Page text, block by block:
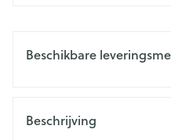
Beschikbare
Beschrijving